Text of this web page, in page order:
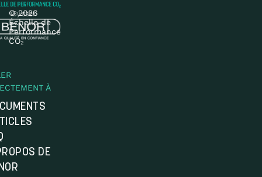
À
DE
© 2026
Échelle de
Performance
CO₂